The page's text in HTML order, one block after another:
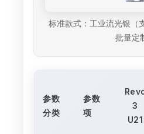
标准款式：工业流光银（
批量定
参数
分类
参数
项
3
U21